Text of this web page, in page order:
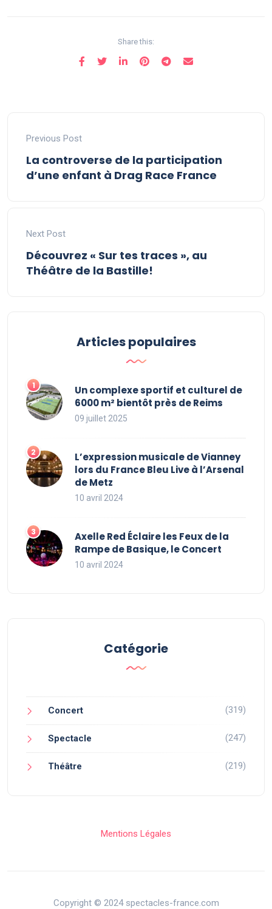
Share this:
Previous Post
La controverse de la participation
d’une enfant à Drag Race France
Next Post
Découvrez « Sur tes traces », au
Théâtre de la Bastille!
Articles populaires
Un complexe sportif et culturel de
6000 m² bientôt près de Reims
09 juillet 2025
L’expression musicale de Vianney
lors du France Bleu Live à l’Arsenal
de Metz
10 avril 2024
Axelle Red Éclaire les Feux de la
Rampe de Basique, le Concert
10 avril 2024
Catégorie
Concert (319)
Spectacle (247)
Théâtre (219)
Mentions Légales
Copyright © 2024 spectacles-france.com